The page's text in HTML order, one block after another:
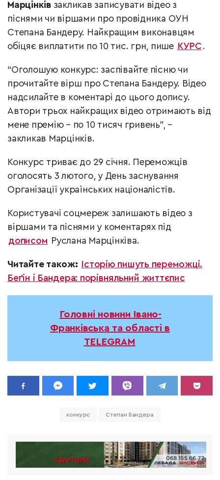
Марцінківзакликав записувати відео з
піснями чи віршами про провідника ОУН
Степана Бандеру. Найкращим виконавцям
обіцяє виплатити по 10 тис. грн, пише КУРС .
“Оголошую конкурс: заспівайте пісню чи
прочитайте вірш про Степана Бандеру. Відео
надсилайте в коментарі до цього допису.
Автори трьох найкращих відео отримають від
мене премію – по 10 тисяч гривень”, –
закликав Марцінків.
Конкурс триває до 29 січня. Переможців
оголосять 3 лютого, у День заснування
Організації українських націоналістів.
Користувачі соцмереж залишають відео з
віршами та піснями у коментарях під
дописом Руслана Марцінківа.
Читайте також:
Історію пишуть переможці.
Беґін і Бандера: порівняльний життєпис
Головні новини Івано-
Франківська та області в
TELEGRAM
конкурс Степан Бандера